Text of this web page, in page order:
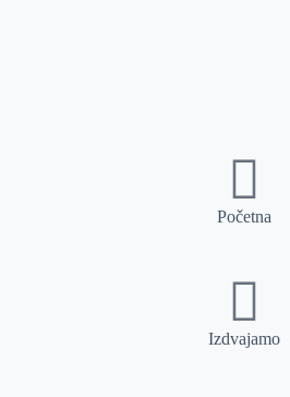
Početna
Izdvajamo